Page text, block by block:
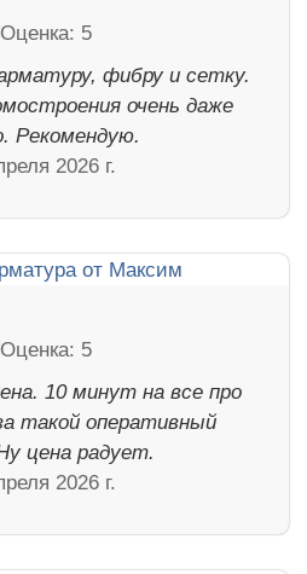
фибру и сетку.
очень даже
Рекомендую.
2026 г.
10 минут на все про
такой оперативный
цена радует.
2026 г.